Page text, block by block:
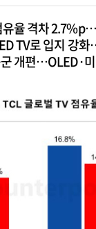
유율 격차
TV로 입지 강
개편…OLED·